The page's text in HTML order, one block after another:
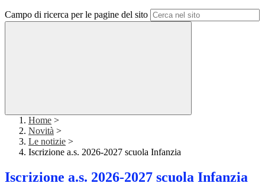
Campo di ricerca per le pagine del sito
Home >
Novità >
Le notizie >
Iscrizione a.s. 2026-2027 scuola Infanzia
Iscrizione a.s. 2026-2027 scuola Infanzia